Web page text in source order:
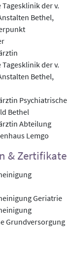
der v.
Bethel,
der v.
Bethel,
Psychiatrische
Bethel
Abteilung
Lemgo
& Zertifikate
Geriatrie
Grundversorgung